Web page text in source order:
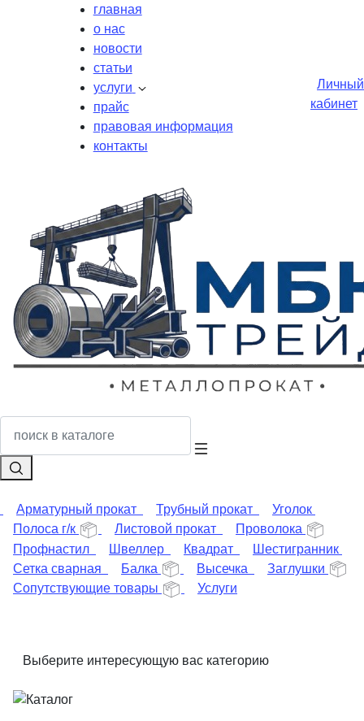
главная
о нас
новости
статьи
услуги
прайс
правовая информация
контакты
Личный
кабинет
Арматурный прокат Трубный прокат
Уголок
Полоса г/к
Листовой прокат
Проволока
Профнастил
Швеллер Квадрат
Шестигранник
Сетка сварная
Балка Высечка
Заглушки
Сопутствующие товары
Услуги
Выберите интересующую вас категорию